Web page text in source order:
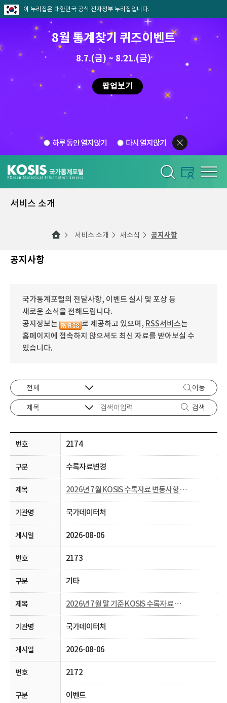
이 누리집은 대한민국 공식 전자정부 누리집입니다.
8월 통계찾기 퀴즈이벤트
8.7.(금) ~ 8.21.(금)
팝업보기
하루 동안 열지않기 다시 열지않기
서비스 소개
서비스 소개 새소식 공지사항
공지사항
국가통계포털의 전달사항, 이벤트 실시 및 포상 등
새로운 소식을 전해드립니다.
공지정보는
로 제공하고 있으며, RSS서비스는
홈페이지에 접속하지 않으셔도 최신 자료를 받아보실 수
있습니다.
이동
검색
2174
수록자료변경
2026년 7월 KOSIS 수록자료 변동사항 안내
국가데이터처
2026-08-06
2173
기타
2026년 7월 말 기준 KOSIS 수록자료 현행화율 공개
국가데이터처
2026-08-06
2172
이벤트